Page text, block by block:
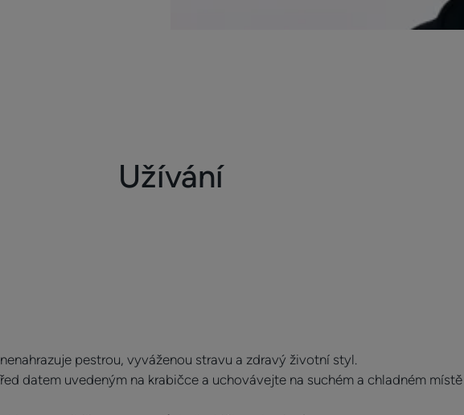
Užívání
pestrou, vyváženou stravu a zdravý životní styl.
datem uvedeným na krabičce a uchovávejte na suchém a chladném místě